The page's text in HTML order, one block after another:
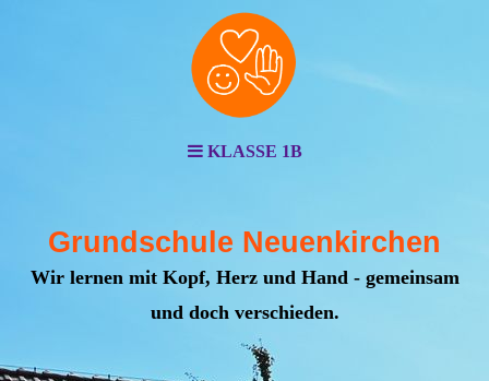
KLASSE 1B
Grundschule Neuenkirchen
Wir lernen mit Kopf, Herz und Hand - gemeinsam
und doch verschieden.